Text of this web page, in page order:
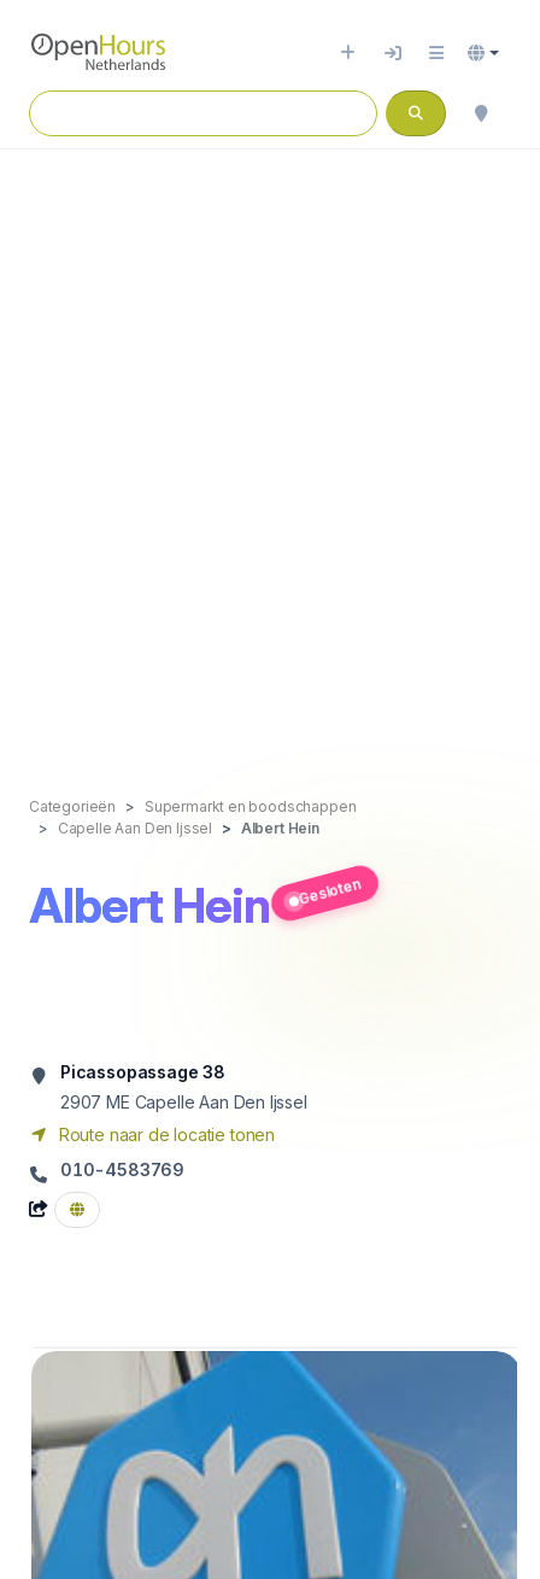
Categorieën
Supermarkt en boodschappen
Capelle Aan Den Ijssel
Albert Hein
Albert Hein Gesloten
Picassopassage 38
2907 ME Capelle Aan Den Ijssel
Route naar de locatie tonen
010-4583769